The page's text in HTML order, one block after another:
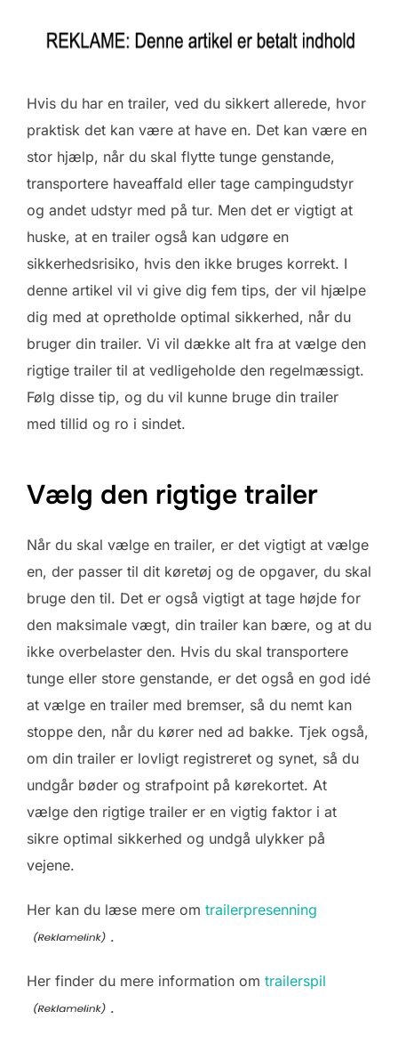
Hvis du har en trailer, ved du sikkert allerede, hvor
praktisk det kan være at have en. Det kan være en
stor hjælp, når du skal flytte tunge genstande,
transportere haveaffald eller tage campingudstyr
og andet udstyr med på tur. Men det er vigtigt at
huske, at en trailer også kan udgøre en
sikkerhedsrisiko, hvis den ikke bruges korrekt. I
denne artikel vil vi give dig fem tips, der vil hjælpe
dig med at opretholde optimal sikkerhed, når du
bruger din trailer. Vi vil dække alt fra at vælge den
rigtige trailer til at vedligeholde den regelmæssigt.
Følg disse tip, og du vil kunne bruge din trailer
med tillid og ro i sindet.
Vælg den rigtige trailer
Når du skal vælge en trailer, er det vigtigt at vælge
en, der passer til dit køretøj og de opgaver, du skal
bruge den til. Det er også vigtigt at tage højde for
den maksimale vægt, din trailer kan bære, og at du
ikke overbelaster den. Hvis du skal transportere
tunge eller store genstande, er det også en god idé
at vælge en trailer med bremser, så du nemt kan
stoppe den, når du kører ned ad bakke. Tjek også,
om din trailer er lovligt registreret og synet, så du
undgår bøder og strafpoint på kørekortet. At
vælge den rigtige trailer er en vigtig faktor i at
sikre optimal sikkerhed og undgå ulykker på
vejene.
Her kan du læse mere om trailerpresenning
.
Her finder du mere information om trailerspil
.